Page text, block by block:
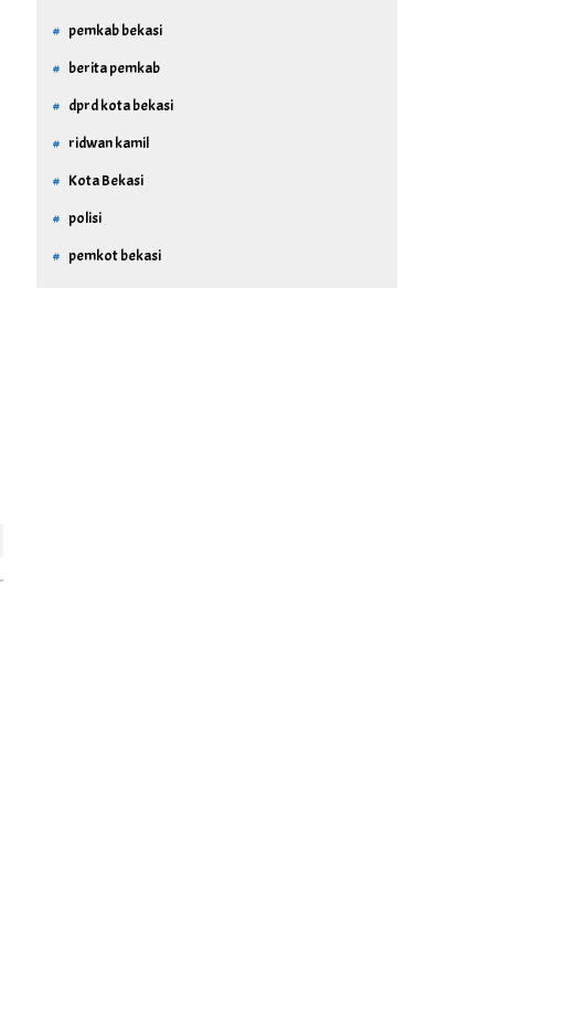
pemkab bekasi
berita pemkab
dprd kota bekasi
ridwan kamil
Kota Bekasi
polisi
pemkot bekasi